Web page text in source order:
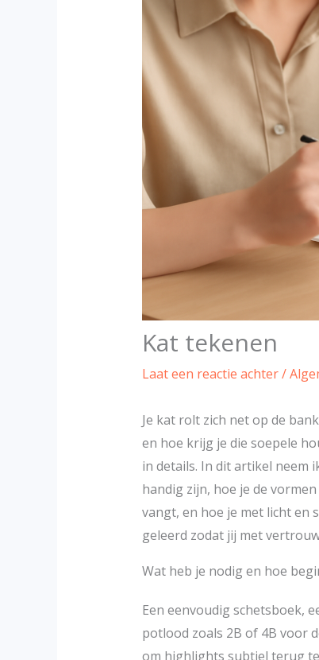
Kat tekenen
Laat een reactie achter/
Je kat rolt zich net op de
en hoe krijg je die soepele
in details. In dit artikel neem
handig zijn, hoe je de
vangt, en hoe je met licht en
geleerd zodat jij met
Wat heb je nodig en hoe
Een eenvoudig schetsboek,
potlood zoals 2B of 4B voor
om highlights subtiel terug